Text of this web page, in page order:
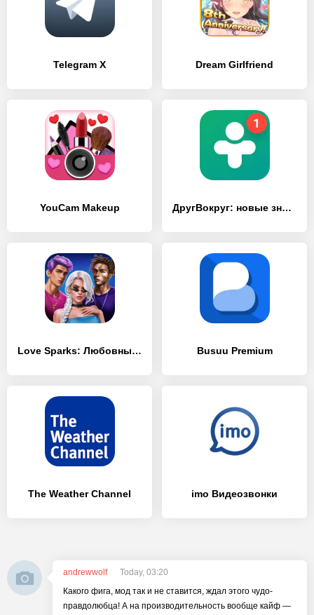
Telegram X Dream Girlfriend
YouCam Makeup ДругВокруг: новые знакомства, онлайн чат
Love Sparks: Любовные Истории Busuu Premium
The Weather Channel imo Видеозвонки
andrewwolf
Today, 03:20
Какого фига, мод так и не ставится, ждал этого чудо-
правдолюбца! А на производительность вообще кайф —